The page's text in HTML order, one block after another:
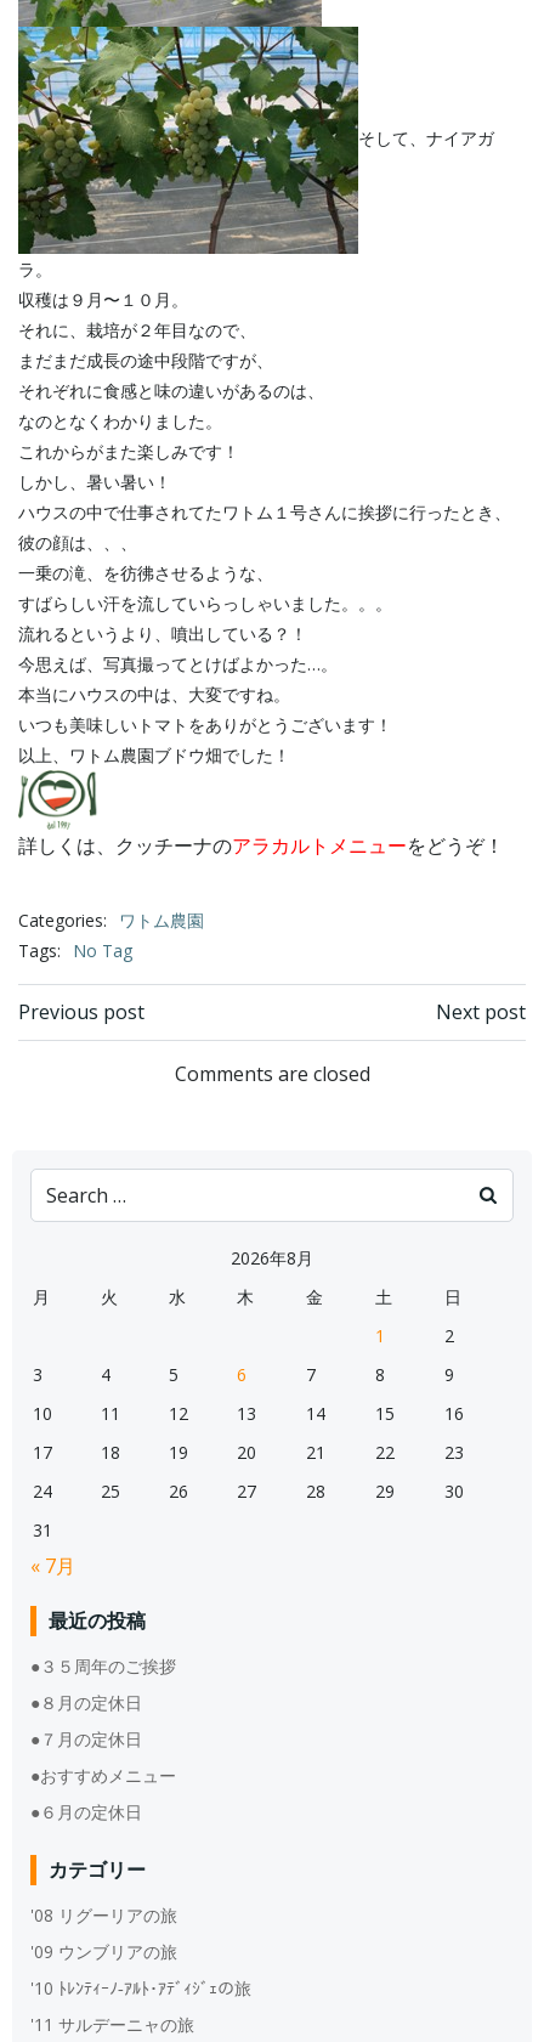
そして、ナイアガ
ラ。
収穫は９月〜１０月。
それに、栽培が２年目なので、
まだまだ成長の途中段階ですが、
それぞれに食感と味の違いがあるのは、
なのとなくわかりました。
これからがまた楽しみです！
しかし、暑い暑い！
ハウスの中で仕事されてたワトム１号さんに挨拶に行ったとき、
彼の顔は、、、
一乗の滝、を彷彿させるような、
すばらしい汗を流していらっしゃいました。。。
流れるというより、噴出している？！
今思えば、写真撮ってとけばよかった…。
本当にハウスの中は、大変ですね。
いつも美味しいトマトをありがとうございます！
以上、ワトム農園ブドウ畑でした！
詳しくは、クッチーナのアラカルトメニューをどうぞ！
Categories:
ワトム農園
Tags:
No Tag
Post
navigation
Previous post
navigation
Next post
Comments are closed
Search
for:
2026年8月
月
火 水 木 金 土
日
1
2
3
4 5 6 7 8
9
10
11 12 13 14 15
16
17
18 19 20 21 22
23
24
25 26 27 28 29
30
31
« 7月
最近の投稿
●３５周年のご挨拶
●８月の定休日
●７月の定休日
●おすすめメニュー
●６月の定休日
カテゴリー
'08 リグーリアの旅
'09 ウンブリアの旅
'10 ﾄﾚﾝﾃｨｰﾉ‐ｱﾙﾄ･ｱﾃﾞｨｼﾞｪの旅
'11 サルデーニャの旅